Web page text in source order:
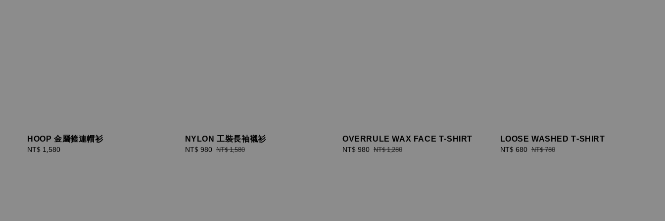
HOOP 金屬箍連帽衫
Regular
NT$ 1,580
NYLON 工裝長袖襯衫
Sale
NT$ 980 Regular
NT$ 1,580
OVERRULE WAX FACE T-SHIRT
Sale
NT$ 980 Regular
NT$ 1,280
LOOSE WASHED T-SHIRT
Sale
NT$ 680 Regular
NT$ 780